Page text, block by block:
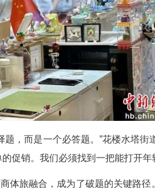
所有传统商圈共同的“中年
流，价格透明，线下体验
他们的存在，却不知如何与